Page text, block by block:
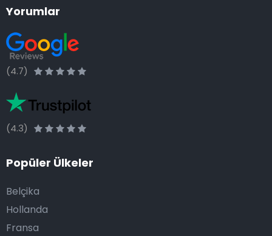
Yorumlar
(4.7)
(4.3)
Popüler Ülkeler
Belçika
Hollanda
Fransa